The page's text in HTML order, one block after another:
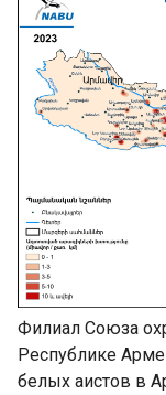
Филиал Союза
Республике
белых аистов в